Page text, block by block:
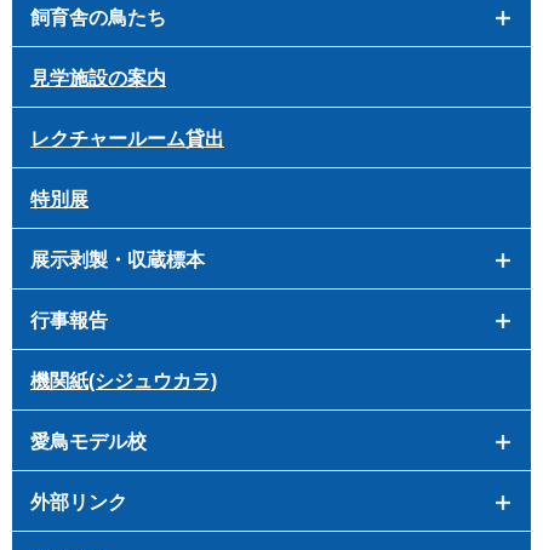
飼育舎の鳥たち
見学施設の案内
レクチャールーム貸出
特別展
展示剥製・収蔵標本
行事報告
機関紙(シジュウカラ)
愛鳥モデル校
外部リンク